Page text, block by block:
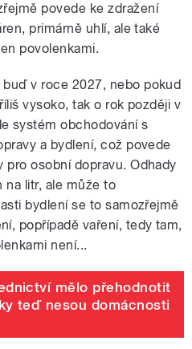
povede ke zdražení
primárně uhlí, ale také
povolenkami.
v roce 2027, nebo pokud
vysoko, tak o rok později v
systém obchodování s
a bydlení, což povede
pro osobní dopravu. Odhady
na litr, ale může to
bydlení se to samozřejmě
popřípadě vaření, tedy tam,
není...
mělo přehodnotit
teď nesou domácnosti